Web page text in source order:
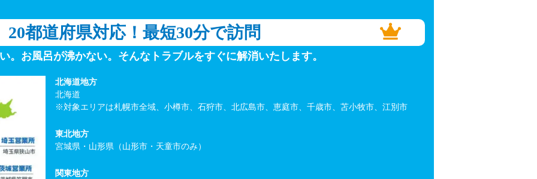
20都道府県対応！ 最短30分で訪問
。お風呂が沸かない。 そんなトラブルをすぐに解消いたします。
北海道地方
北海道
※対象エリアは札幌市全域、小樽市、石狩市、北広島市、恵庭市、千歳市、苫小牧市、江別市
東北地方
宮城県・山形県（山形市・天童市のみ）
関東地方